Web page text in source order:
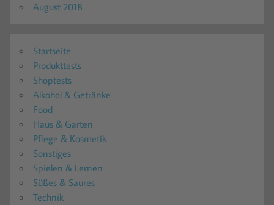
August 2018
Startseite
Produkttests
Shoptests
Alkohol & Getränke
Food
Haus & Garten
Pflege & Kosmetik
Sonstiges
Spielen & Lernen
Süßes & Saures
Technik